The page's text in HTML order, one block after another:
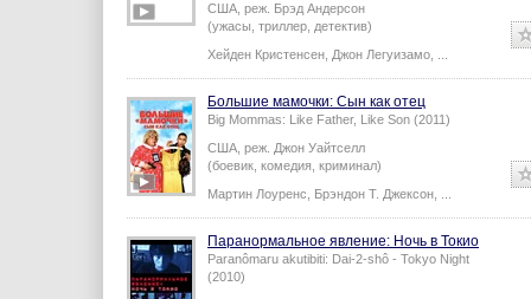
США, реж. Брэд Андерсон
(ужасы, триллер, детектив)
Хейден Кристенсен Джон Легуизамо
Большие мамочки: Сын как отец
Big Mommas: Like Father, Like Son (2011)
США, реж. Джон Уайтселл
(боевик, комедия, криминал)
Мартин Лоуренс
Брэндон Т. Джексон
Паранормальное явление: Ночь в Токио
Paranômaru akutibiti: Dai-2-shô - Tokyo Night
(2010)